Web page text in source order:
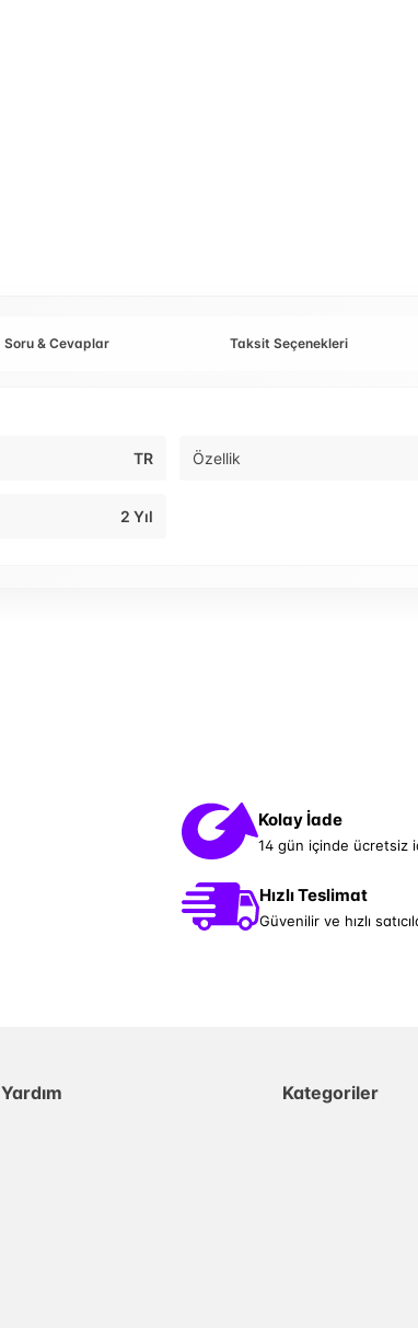
Soru & Cevaplar Taksit Seçenekleri
TR Özellik
2 Yıl
Kolay İade
14 gün içinde ücretsiz
Hızlı Teslimat
Güvenilir ve hızlı
Yardım Kategoriler